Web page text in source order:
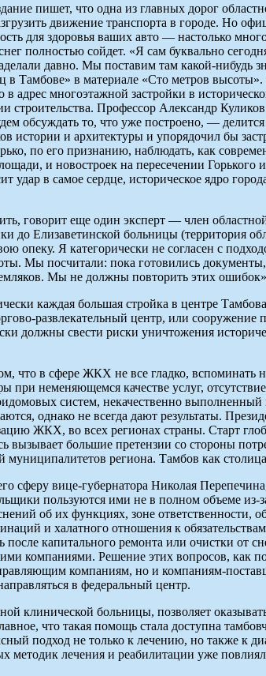
пишет, что одна из главных дорог
движение транспорта в городе. Но
для здоровья ваших авто — настолько
полностью сойдет. «Я сам буквально
давно. Мы поставим там какой-нибудь
Тамбове» в материале «Сто метров
в адрес многоэтажной застройки в
Профессор Александр
обсуждать то, что уже построено, —
и архитектуры и упорядочил бы
по его признанию, наблюдать, как
и новостроек на пересечении
в самое сердце, историческое ядро
говорит еще один эксперт — член
до Елизаветинской больницы
опеку. Я категорически не согласен с
Мы посчитали: пока готовились
Мы не должны повторить этих
каждая большая стройка в центре
развлекательный центр, или сооружение
должны свести риски уничтожения
что в сфере ЖКХ не все гладко, вспоминать
при неменяющемся качестве услуг,
систем, некачественно
однако не всегда дают результаты.
ЖКХ, во всех регионах страны. Старт
большие претензии со стороны
региона. Тамбов как
вице-губернатора Николая
пользуются ими не в полном объеме из-
об их функциях, зоне ответственности,
и халатного отношения к
капитального ремонта или очистки от
компаниями. Решение этих вопросов, как
компаниям, но и компаниям-
в федеральный центр.
клинической больницы, позволяет
что такая помощь стала доступна
подход не только к лечению, но также к
лечения и реабилитации уже